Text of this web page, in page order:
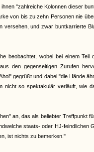
"zahlreiche Kolonnen dieser
von bis zu zehn Personen nie
versehen, und zwar buntkarrierte
beobachtet, wobei bei einem
den gegenseitigen Zurufen
gegrüßt und dabei "die Hände
nicht so spektakulär verläuft, wie
an, das als beliebter Treffpunkt
staats- oder HJ-feindlichen
ist nichts zu bemerken."